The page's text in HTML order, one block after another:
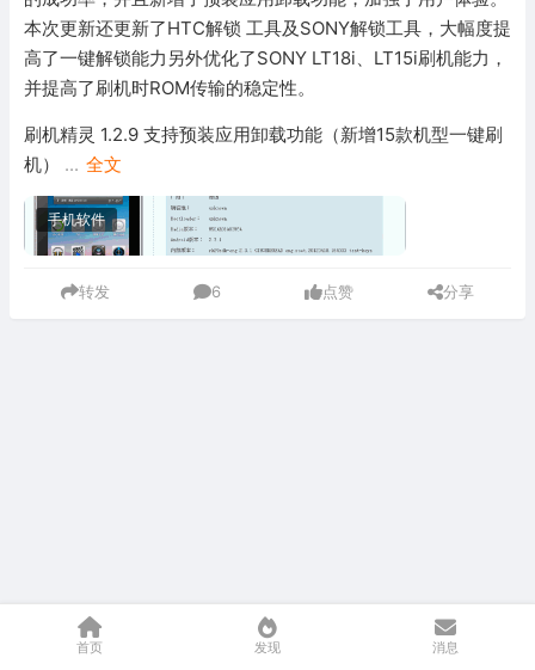
首页 发现 消息
安全防御
系统下载
本次更新还更新了HTC解锁 工具及SONY解锁工具，大幅度提
高了一键解锁能力另外优化了SONY LT18i、LT15i刷机能力，
并提高了刷机时ROM传输的稳定性。
刷机精灵 1.2.9 支持预装应用卸载功能（新增15款机型一键刷
机）
... 全文
手机软件
转发 6 点赞 分享